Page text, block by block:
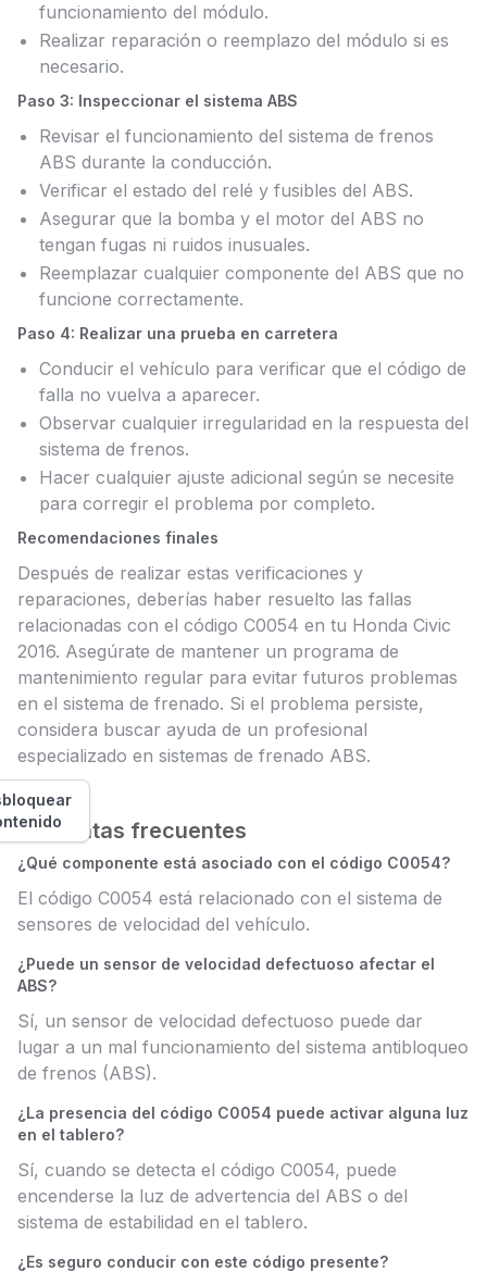
funcionamiento del módulo.
Realizar reparación o reemplazo del módulo si es
necesario.
Paso 3: Inspeccionar el sistema ABS
Revisar el funcionamiento del sistema de frenos
ABS durante la conducción.
Verificar el estado del relé y fusibles del ABS.
Asegurar que la bomba y el motor del ABS no
tengan fugas ni ruidos inusuales.
Reemplazar cualquier componente del ABS que no
funcione correctamente.
Paso 4: Realizar una prueba en carretera
Conducir el vehículo para verificar que el código de
falla no vuelva a aparecer.
Observar cualquier irregularidad en la respuesta del
sistema de frenos.
Hacer cualquier ajuste adicional según se necesite
para corregir el problema por completo.
Recomendaciones finales
Después de realizar estas verificaciones y
reparaciones, deberías haber resuelto las fallas
relacionadas con el código C0054 en tu Honda Civic
2016. Asegúrate de mantener un programa de
mantenimiento regular para evitar futuros problemas
en el sistema de frenado. Si el problema persiste,
considera buscar ayuda de un profesional
especializado en sistemas de frenado ABS.
Preguntas frecuentes
¿Qué componente está asociado con el código C0054?
El código C0054 está relacionado con el sistema de
sensores de velocidad del vehículo.
¿Puede un sensor de velocidad defectuoso afectar el
ABS?
Sí, un sensor de velocidad defectuoso puede dar
lugar a un mal funcionamiento del sistema antibloqueo
de frenos (ABS).
¿La presencia del código C0054 puede activar alguna luz
en el tablero?
Sí, cuando se detecta el código C0054, puede
encenderse la luz de advertencia del ABS o del
sistema de estabilidad en el tablero.
¿Es seguro conducir con este código presente?